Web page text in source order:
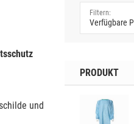
und
PRODUKT